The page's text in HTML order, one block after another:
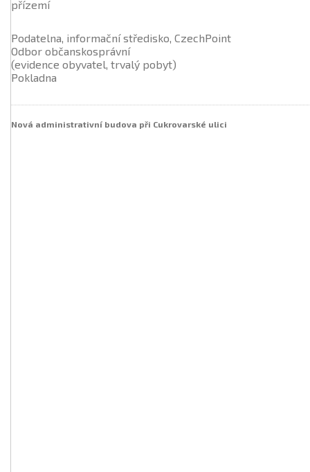
přízemí
Podatelna, informační středisko, CzechPoint
Odbor občanskosprávní
(evidence obyvatel, trvalý pobyt)
Pokladna